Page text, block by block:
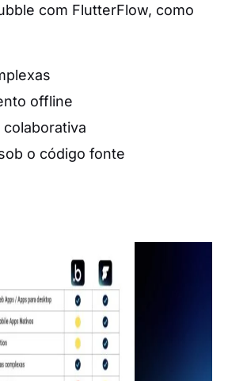
com FlutterFlow, como
offline
o código fonte